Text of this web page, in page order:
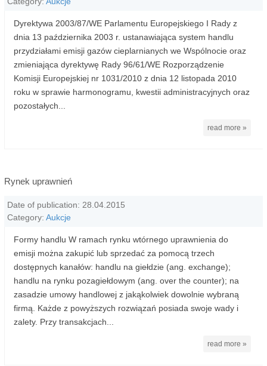
Dyrektywa 2003/87/WE Parlamentu Europejskiego I Rady z
dnia 13 października 2003 r. ustanawiająca system handlu
przydziałami emisji gazów cieplarnianych we Wspólnocie oraz
zmieniająca dyrektywę Rady 96/61/WE Rozporządzenie
Komisji Europejskiej nr 1031/2010 z dnia 12 listopada 2010
roku w sprawie harmonogramu, kwestii administracyjnych oraz
pozostałych...
read more »
Rynek uprawnień
Date of publication: 28.04.2015
Category: Aukcje
Formy handlu W ramach rynku wtórnego uprawnienia do
emisji można zakupić lub sprzedać za pomocą trzech
dostępnych kanałów: handlu na giełdzie (ang. exchange);
handlu na rynku pozagiełdowym (ang. over the counter); na
zasadzie umowy handlowej z jakąkolwiek dowolnie wybraną
firmą. Każde z powyższych rozwiązań posiada swoje wady i
zalety. Przy transakcjach...
read more »